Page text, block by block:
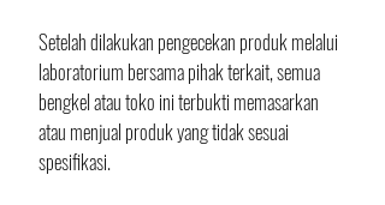
Setelah dilakukan pengecekan produk melalui
laboratorium bersama pihak terkait, semua
bengkel atau toko ini terbukti memasarkan
atau menjual produk yang tidak sesuai
spesifikasi.